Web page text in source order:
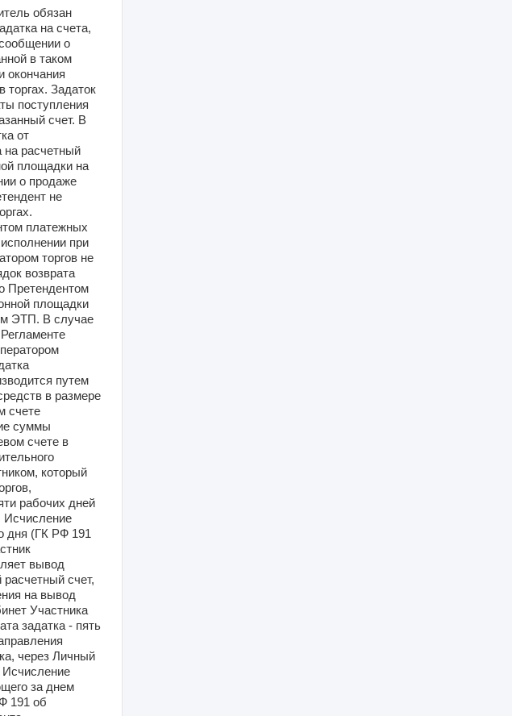
обязан
на счета,
о
в таком
окончания
торгах. Задаток
поступления
счет. В
от
на расчетный
площадки на
о продаже
не
платежных
при
торгов не
возврата
Претендентом
площадки
ЭТП. В случае
путем
в размере
счете
суммы
счете в
который
рабочих дней
Исчисление
дня (ГК РФ 191
вывод
счет,
на вывод
Участника
задатка - пять
через Личный
Исчисление
за днем
191 об